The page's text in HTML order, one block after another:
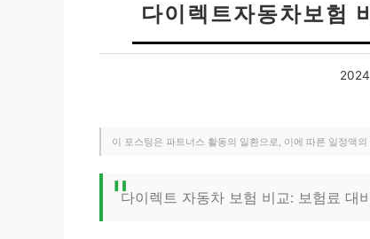
다이렉트자동차보험
이 포스팅은 파트너스 활동의 일환으로, 이에 따른 일정액
다이렉트 자동차 보험 비교: 보험료 대